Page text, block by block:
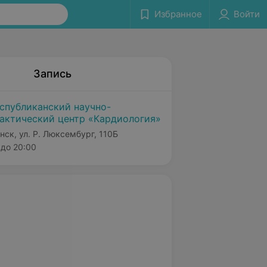
Избранное Войти
Запись
научно-
центр «Кардиология»
ул. Р. Люксембург, 110Б
до 20:00